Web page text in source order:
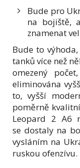
Bude pro
na bojiště,
znamenat
Bude to
tanků více než
omezený
eliminována
to, vyšší
poměrně
Leopard 2 A6
se dostaly na
vysláním na
ruskou ofenzívu.